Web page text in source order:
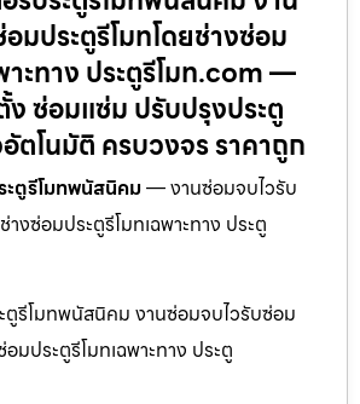
มประตูรีโมทโดยช่างซ่อม
าะทาง ประตูรีโมท.com —
ซ่อมแซ่ม ปรับปรุงประตู
ตโนมัติ ครบวงจร ราคาถูก
ะตูรีโมทพนัสนิคม— งานซ่อมจบไวรับ
งซ่อมประตูรีโมทเฉพาะทาง ประตู
ตูรีโมทพนัสนิคม งานซ่อมจบไวรับซ่อม
มประตูรีโมทเฉพาะทาง ประตู